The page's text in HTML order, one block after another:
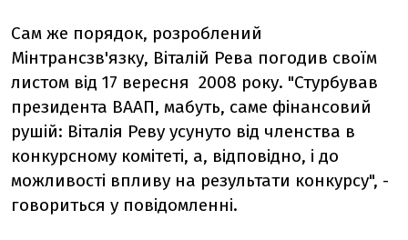
Сам же порядок, розроблений
Мінтрансзв'язку, Віталій Рева погодив своїм
листом від 17 вересня 2008 року. "Стурбував
президента ВААП, мабуть, саме фінансовий
рушій: Віталія Реву усунуто від членства в
конкурсному комітеті, а, відповідно, і до
можливості впливу на результати конкурсу", -
говориться у повідомленні.